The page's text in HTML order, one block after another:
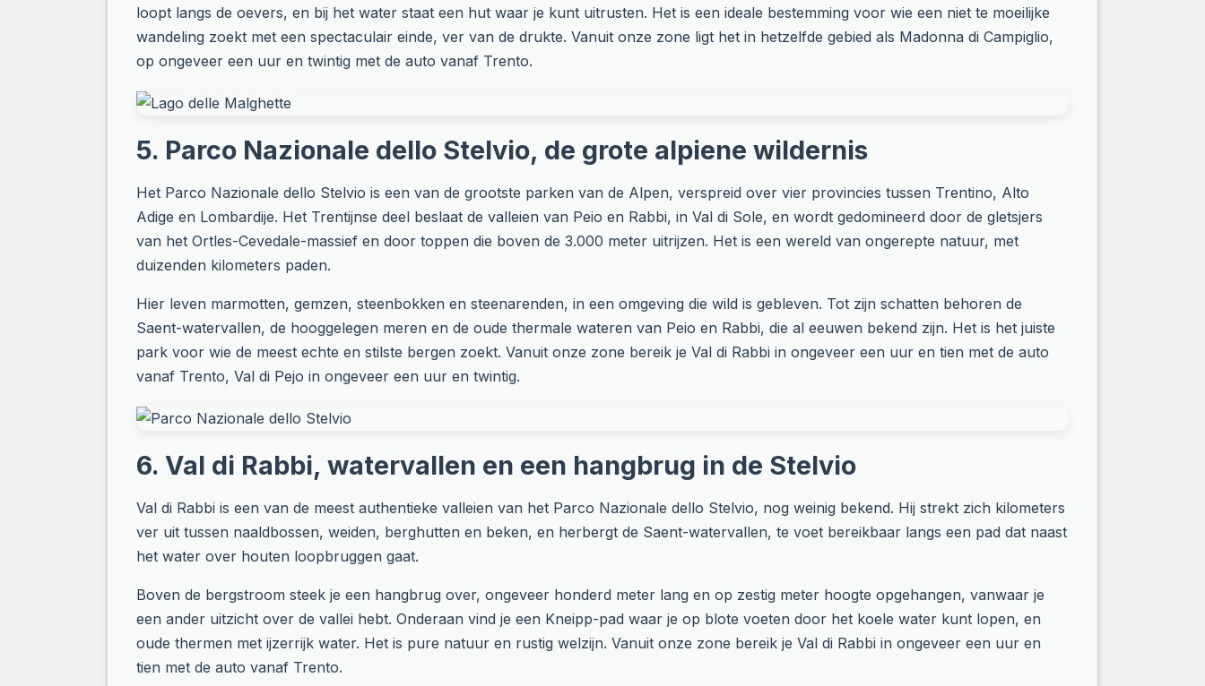
loopt langs de oevers, en bij het water staat een hut waar je kunt uitrusten. Het is een ideale bestemming voor wie een niet te moeilijke
wandeling zoekt met een spectaculair einde, ver van de drukte. Vanuit onze zone ligt het in hetzelfde gebied als Madonna di Campiglio,
op ongeveer een uur en twintig met de auto vanaf Trento.
5. Parco Nazionale dello Stelvio, de grote alpiene wildernis
Het Parco Nazionale dello Stelvio is een van de grootste parken van de Alpen, verspreid over vier provincies tussen Trentino, Alto
Adige en Lombardije. Het Trentijnse deel beslaat de valleien van Peio en Rabbi, in Val di Sole, en wordt gedomineerd door de gletsjers
van het Ortles-Cevedale-massief en door toppen die boven de 3.000 meter uitrijzen. Het is een wereld van ongerepte natuur, met
duizenden kilometers paden.
Hier leven marmotten, gemzen, steenbokken en steenarenden, in een omgeving die wild is gebleven. Tot zijn schatten behoren de
Saent-watervallen, de hooggelegen meren en de oude thermale wateren van Peio en Rabbi, die al eeuwen bekend zijn. Het is het juiste
park voor wie de meest echte en stilste bergen zoekt. Vanuit onze zone bereik je Val di Rabbi in ongeveer een uur en tien met de auto
vanaf Trento, Val di Pejo in ongeveer een uur en twintig.
6. Val di Rabbi, watervallen en een hangbrug in de Stelvio
Val di Rabbi is een van de meest authentieke valleien van het Parco Nazionale dello Stelvio, nog weinig bekend. Hij strekt zich kilometers
ver uit tussen naaldbossen, weiden, berghutten en beken, en herbergt de Saent-watervallen, te voet bereikbaar langs een pad dat naast
het water over houten loopbruggen gaat.
Boven de bergstroom steek je een hangbrug over, ongeveer honderd meter lang en op zestig meter hoogte opgehangen, vanwaar je
een ander uitzicht over de vallei hebt. Onderaan vind je een Kneipp-pad waar je op blote voeten door het koele water kunt lopen, en
oude thermen met ijzerrijk water. Het is pure natuur en rustig welzijn. Vanuit onze zone bereik je Val di Rabbi in ongeveer een uur en
tien met de auto vanaf Trento.